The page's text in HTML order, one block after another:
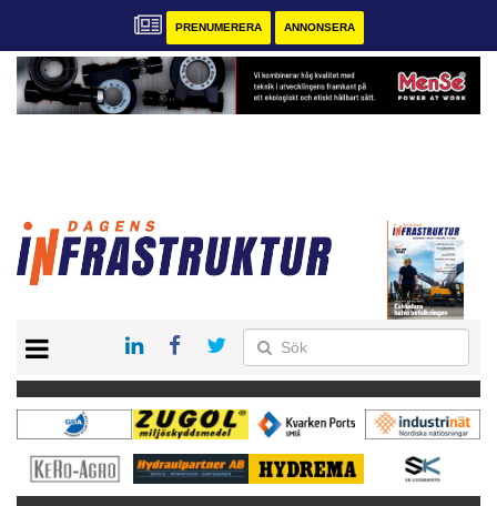
PRENUMERERA ANNONSERA
KONTAKT
VÅRA ANDRA MAGASIN
PRENUMERERA
ANNONSERA